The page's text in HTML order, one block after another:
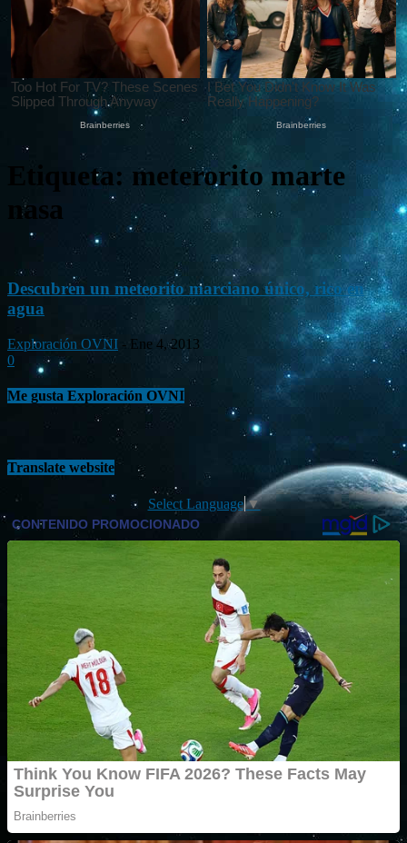
Etiqueta: meterorito marte
nasa
Descubren un meteorito marciano único, rico en
agua
Exploración OVNI - Ene 4, 2013
0
Me gusta Exploración OVNI
Translate website
Select Language▼